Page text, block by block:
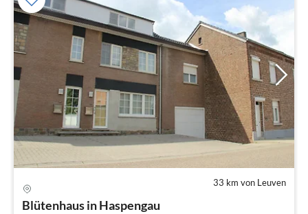
33 km von Leuven
Blütenhaus in Haspengau